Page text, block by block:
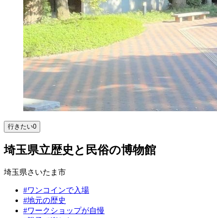
行きたい0
埼玉県立歴史と民俗の博物館
埼玉県さいたま市
#ワンコインで入場
#地元の歴史
#ワークショップが自慢